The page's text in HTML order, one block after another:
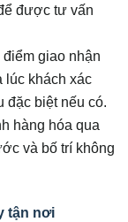
được tư vấn
giao nhận
lúc khách xác
đặc biệt nếu có.
hàng hóa qua
và bố trí không
tận nơi